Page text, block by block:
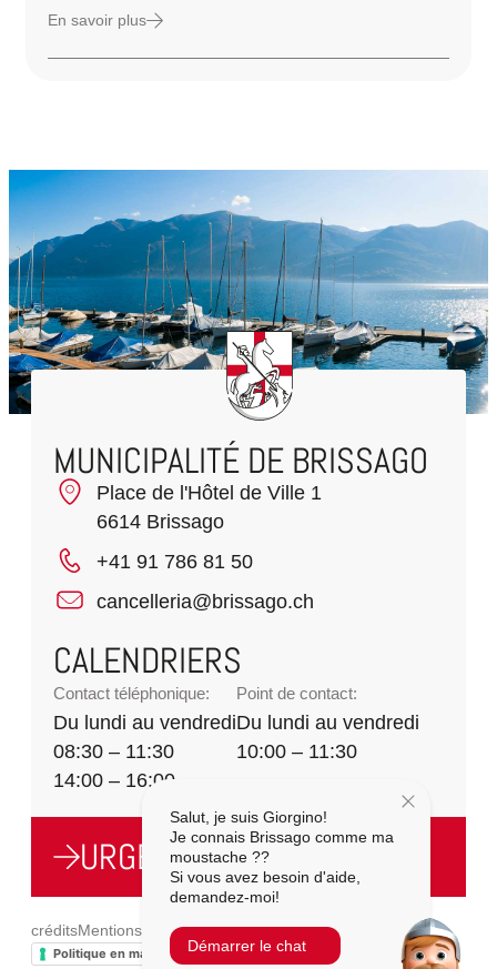
En savoir plus
MUNICIPALITÉ DE BRISSAGO
Place de l'Hôtel de Ville 1
6614 Brissago
+41 91 786 81 50
cancelleria@brissago.ch
CALENDRIERS
Contact téléphonique:
Du lundi au vendredi
08:30 – 11:30
14:00 – 16:00
Point de contact:
Du lundi au vendredi
10:00 – 11:30
URGENCES
créditsMentions légales
Politique de confidentialité
Politique en matière de cookies
Salut, je suis Giorgino!
Je connais Brissago comme ma
moustache ??
Si vous avez besoin d'aide,
demandez-moi!
Démarrer le chat